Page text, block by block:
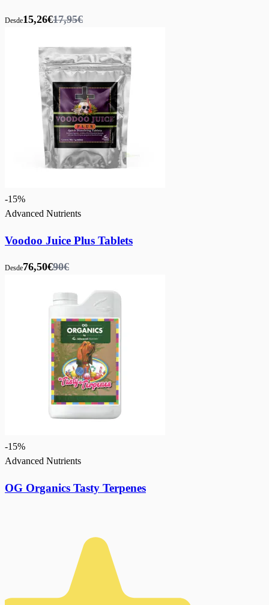
Desde15,26€17,95€
-15%
Advanced Nutrients
Voodoo Juice Plus Tablets
Desde76,50€90€
-15%
Advanced Nutrients
OG Organics Tasty Terpenes